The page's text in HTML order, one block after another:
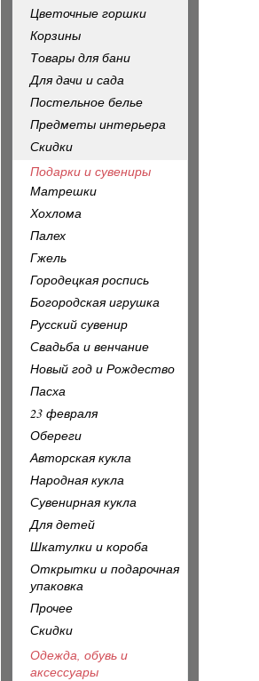
Цветочные горшки
Корзины
Товары для бани
Для дачи и сада
Постельное белье
Предметы интерьера
Скидки
Подарки и сувениры
Матрешки
Хохлома
Палех
Гжель
Городецкая роспись
Богородская игрушка
Русский сувенир
Свадьба и венчание
Новый год и Рождество
Пасха
23 февраля
Обереги
Авторская кукла
Народная кукла
Сувенирная кукла
Для детей
Шкатулки и короба
Открытки и подарочная
упаковка
Прочее
Скидки
Одежда, обувь и
аксессуары